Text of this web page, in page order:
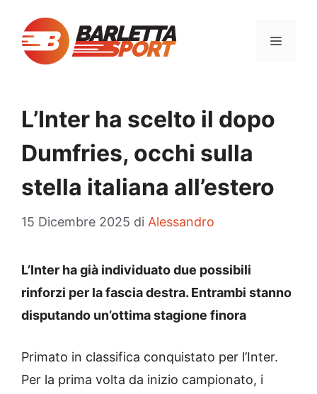
contenuto
MENU
L’Inter ha scelto il dopo
Dumfries, occhi sulla
stella italiana all’estero
15 Dicembre 2025 di Alessandro
L’Inter ha già individuato due possibili
rinforzi per la fascia destra. Entrambi stanno
disputando un’ottima stagione finora
Primato in classifica conquistato per l’Inter.
Per la prima volta da inizio campionato, i